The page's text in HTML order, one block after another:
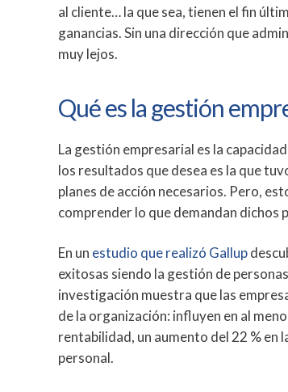
al cliente… la que sea, tienen el fin
ganancias. Sin una dirección que
muy lejos.
Qué es la gestión
La gestión empresarial es la
los resultados que desea es la que
planes de acción necesarios. Pero,
comprender lo que demandan dichos
En un estudio que realizó Gallup
exitosas siendo la gestión de
investigación muestra que las
de la organización: influyen en al
rentabilidad, un aumento del 22 % en
personal.